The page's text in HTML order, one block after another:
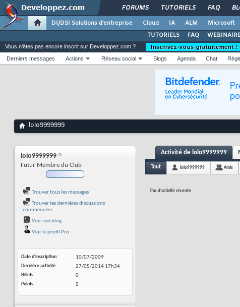
FORUMS TUTORIELS FAQ
DI/DSI Solutions d'entreprise Cloud IA ALM Microsoft
TUTORIELS
FAQ
Vous n'êtes pas encore inscrit sur Developpez.com ?
Inscrivez-vous gratuitement !
Derniers messages
Actions Réseau social Blogs Agenda Chat
lolo9999999
lolo9999999
Futur Membre du Club
Trouver tous les messages
Trouver les dernières discussions
commencées
Voir son blog
Voir le profil Pro
Date d'inscription
10/07/2009
Dernière activité
27/05/2014 17h34
Billets
0
Points
5
Activité de lolo9999999
Tout lolo9999999 Amis
Pas d'activité récente